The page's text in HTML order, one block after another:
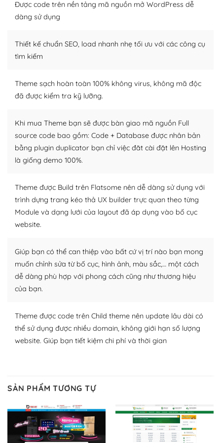
tìm kiếm chúng trên Internet hoặc nhờ chuyên gia.
Dễ dàng tùy chỉnh trên WordPress
– Sở hữu một cộng đồng lớn, sẵn sàng hỗ trợ
người cuồng tín WordPress.
kiếm những cộng đồng WordPress, họ sẽ giúp bạn trả
lời, giải đáp vấn đề của bạn.
Cộng đồng sử dụng WordPress sẵn sàng hỗ trợ bạn
Plugin mở rộng là thành phần cài đặt thêm vào
WordPress để tăng thêm các tính năng cần thiết. Có
nhiều plugin trả phí hoặc miễn phí.
plugin của WordPress rất phong phú. Bạn có thể thỏa
thích chọn lựa plugin và themes phù hợp cho mục đích
lập website của mình.
WordPress đa dạng plugin và themes
– Dễ sử dụng
Với mọi Hosting bất kỳ thì WordPress đều có thể dễ
dàng thiết lập vì thực tế nó đã cung cấp khoảng 60%
trang web WordPress của bạn.
Dễ dàng lựa chọn Hosting cho website WordPress
– Bảo mật cực tốt
Được code trên nền tảng mã nguồn mở WordPress dễ
dàng sử dụng
Thiết kế chuẩn SEO, load nhanh nhẹ tối ưu với các công cụ
tìm kiếm
Theme sạch hoàn toàn 100% không virus, không mã độc
đã được kiểm tra kỹ lưỡng.
Khi mua Theme bạn sẽ được bàn giao mã nguồn Full
source code bao gồm: Code + Database được nhân bản
bằng plugin duplicator bạn chỉ việc đăt cài đặt lên Hosting
là giống demo 100%.
Theme được Build trên Flatsome nên dễ dàng sử dụng với
trình dựng trang kéo thả UX builder trực quan theo từng
Module và dạng lưới của layout đã áp dụng vào bố cục
website.
Giúp bạn có thể can thiệp vào bất cứ vị trí nào bạn mong
muốn chỉnh sửa từ bố cục, hình ảnh, màu sắc,… một cách
dễ dàng phù hợp với phong cách cũng như thương hiệu
của bạn.
Theme được code trên Child theme nên update lâu dài có
thể sử dụng được nhiều domain, không giới hạn số lượng
website. Giúp bạn tiết kiệm chi phí và thời gian
SẢN PHẨM TƯƠNG TỰ